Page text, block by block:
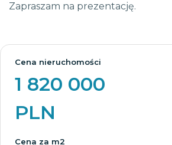
Zapraszam na prezentację.
Cena nieruchomości
1 820 000
PLN
Cena za m2